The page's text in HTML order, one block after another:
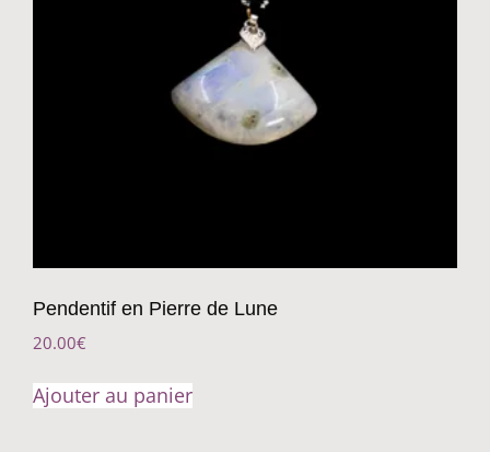
Pendentif en Pierre de Lune
20.00€
Ajouter au panier